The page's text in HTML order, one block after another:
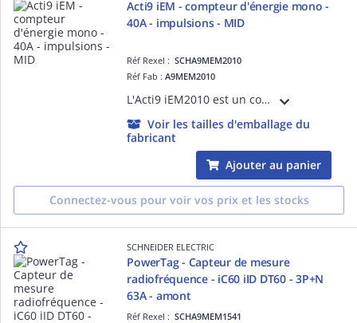
Acti9 iEM - compteur d'énergie mono -
40A - impulsions - MID
Réf Rexel :SCHA9MEM2010
Réf Fab :A9MEM2010
L'Acti9 iEM2010 est un compteur d'énergie électrique monophasé 40A avec affichage et transfert à distance d'impulsions de mesure. Il fournit une mesure directe sans transformateur de courant ou alimentation auxiliaire. Certifié MID.
Voir les tailles d'emballage du
fabricant
Ajouter au panier
Connectez-vous pour voir vos prix et les stocks
SCHNEIDER ELECTRIC
PowerTag - Capteur de mesure
radiofréquence - iC60 iID DT60 - 3P+N
63A - amont
Réf Rexel :SCHA9MEM1541